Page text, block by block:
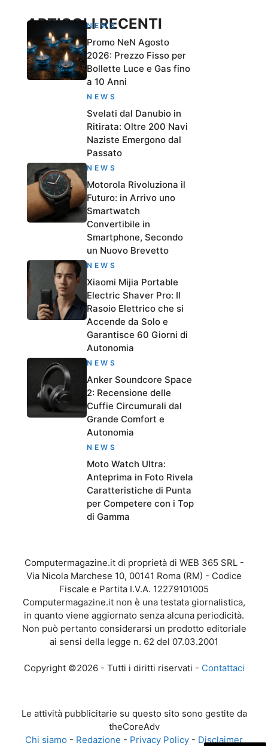
ARTICOLI RECENTI
NEWS
Promo NeN Agosto
2026: Prezzo Fisso per
Bollette Luce e Gas fino
a 10 Anni
NEWS
Svelati dal Danubio in
Ritirata: Oltre 200 Navi
Naziste Emergono dal
Passato
NEWS
Motorola Rivoluziona il
Futuro: in Arrivo uno
Smartwatch
Convertibile in
Smartphone, Secondo
un Nuovo Brevetto
NEWS
Xiaomi Mijia Portable
Electric Shaver Pro: Il
Rasoio Elettrico che si
Accende da Solo e
Garantisce 60 Giorni di
Autonomia
NEWS
Anker Soundcore Space
2: Recensione delle
Cuffie Circumurali dal
Grande Comfort e
Autonomia
NEWS
Moto Watch Ultra:
Anteprima in Foto Rivela
Caratteristiche di Punta
per Competere con i Top
di Gamma
Computermagazine.it di proprietà di WEB 365 SRL -
Via Nicola Marchese 10, 00141 Roma (RM) - Codice
Fiscale e Partita I.V.A. 12279101005
Computermagazine.it non è una testata giornalistica,
in quanto viene aggiornato senza alcuna periodicità.
Non può pertanto considerarsi un prodotto editoriale
ai sensi della legge n. 62 del 07.03.2001
Copyright ©2026 - Tutti i diritti riservati - Contattaci
Le attività pubblicitarie su questo sito sono gestite da
theCoreAdv
Chi siamo - Redazione - Privacy Policy - Disclaimer